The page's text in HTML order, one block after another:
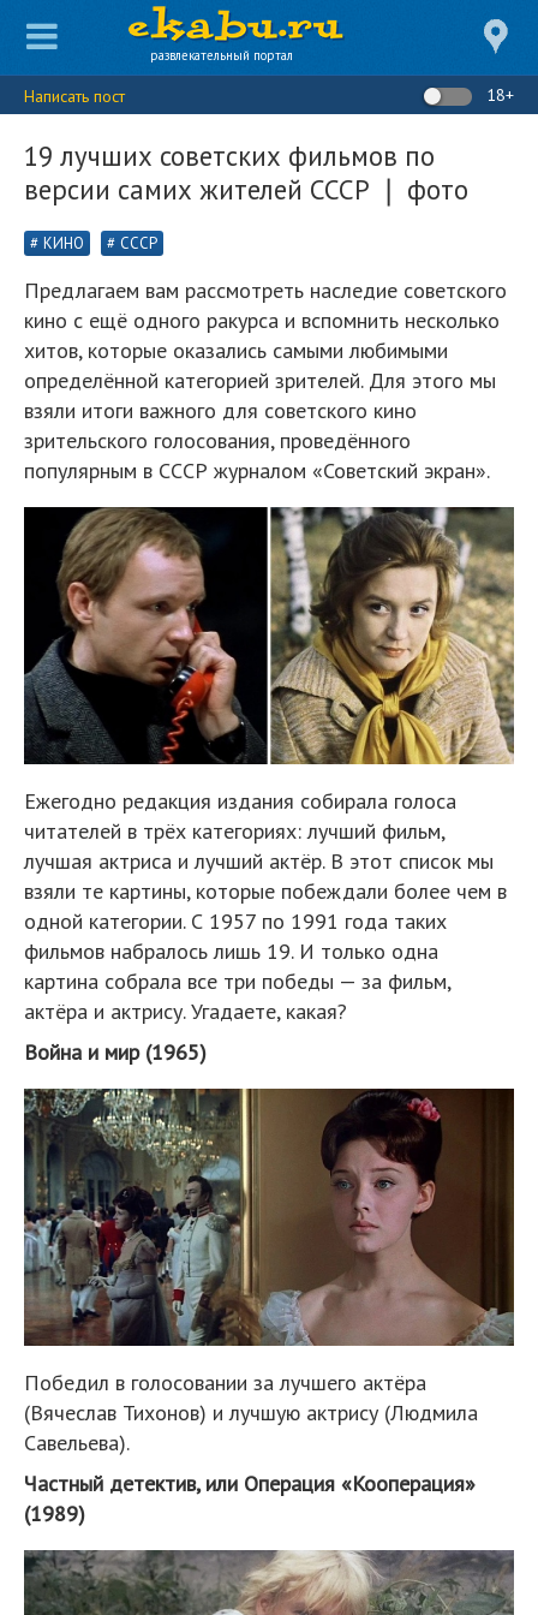
развлекательный портал
Написать пост 18+
19 лучших советских фильмов по
версии самих жителей СССР ❘ фото
КИНО СССР
Предлагаем вам рассмотреть наследие советского
кино с ещё одного ракурса и вспомнить несколько
хитов, которые оказались самыми любимыми
определённой категорией зрителей. Для этого мы
взяли итоги важного для советского кино
зрительского голосования, проведённого
популярным в СССР журналом «Советский экран».
Ежегодно редакция издания собирала голоса
читателей в трёх категориях: лучший фильм,
лучшая актриса и лучший актёр. В этот список мы
взяли те картины, которые побеждали более чем в
одной категории. С 1957 по 1991 года таких
фильмов набралось лишь 19. И только одна
картина собрала все три победы — за фильм,
актёра и актрису. Угадаете, какая?
Война и мир (1965)
Победил в голосовании за лучшего актёра
(Вячеслав Тихонов) и лучшую актрису (Людмила
Савельева).
Частный детектив, или Операция «Кооперация»
(1989)